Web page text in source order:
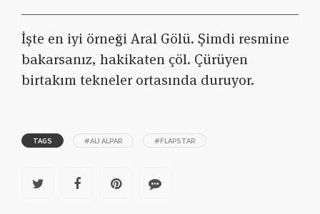
İşte en iyi örneği Aral Gölü. Şimdi resmine
bakarsanız, hakikaten çöl. Çürüyen
birtakım tekneler ortasında duruyor.
TAGS #ALI ALPAR #FLAPSTAR